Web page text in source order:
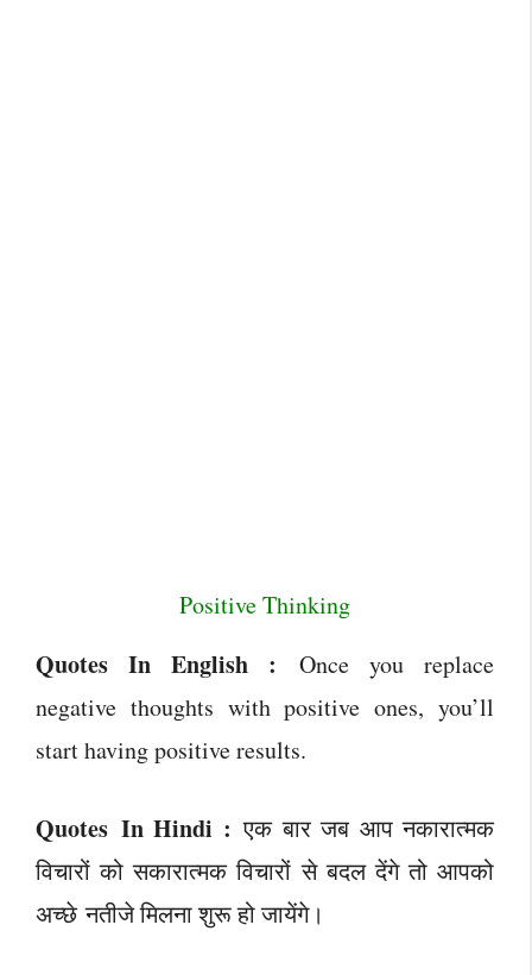
Positive Thinking
Quotes In English : Once you replace
negative thoughts with positive ones, you’ll
start having positive results.
Quotes In Hindi : एक बार जब आप नकारात्मक
विचारों को सकारात्मक विचारों से बदल देंगे तो आपको
अच्छे नतीजे मिलना शुरू हो जायेंगे।